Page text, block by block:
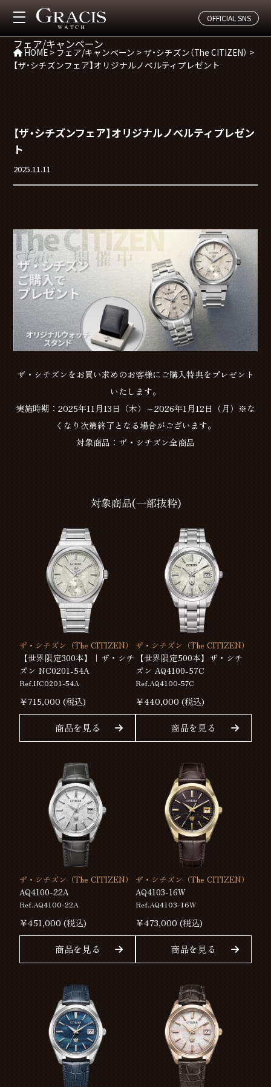
OFFICIAL SNS
CAMPAGIN
フェア/キャンペーン
HOME > フェア/キャンペーン > ザ・シチズン（The CITIZEN） >
【ザ・シチズンフェア】オリジナルノベルティプレゼント
【ザ・シチズンフェア】オリジナルノベルティプレゼン
ト
2025.11.11
ザ・シチズンをお買い求めのお客様にご購入特典をプレゼント
いたします。
実施時期：2025年11月13日（木）～2026年1月12日（月）※な
くなり次第終了となる場合がございます。
対象商品：ザ・シチズン全商品
対象商品(一部抜粋)
ザ・シチズン（The CITIZEN）
【世界限定300本】｜ザ・シチ
ズン NC0201-54A
Ref.NC0201-54A
￥715,000(税込)
商品を見る
ザ・シチズン（The CITIZEN）
【世界限定500本】ザ・シチ
ズン AQ4100-57C
Ref.AQ4100-57C
￥440,000 (税込)
商品を見る
ザ・シチズン（The CITIZEN）
AQ4100-22A
Ref.AQ4100-22A
￥451,000(税込)
商品を見る
ザ・シチズン（The CITIZEN）
AQ4103-16W
Ref.AQ4103-16W
￥473,000 (税込)
商品を見る